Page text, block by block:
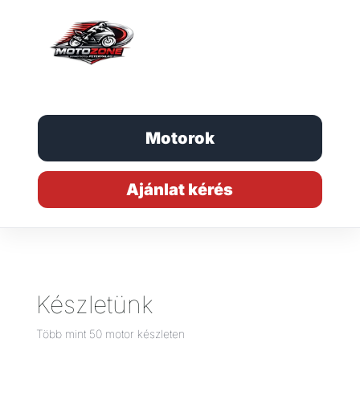
Motorok
Ajánlat kérés
Készletünk
Több mint 50 motor készleten